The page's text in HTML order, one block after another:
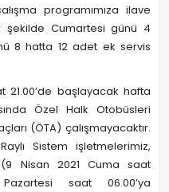
programımıza ilave
şekilde Cumartesi günü 4
8 hatta 12 adet ek servis
21.00’de başlayacak hafta
Özel Halk Otobüsleri
(ÖTA) çalışmayacaktır.
Sistem işletmelerimiz,
(9 Nisan 2021 Cuma saat
saat 06.00’ya